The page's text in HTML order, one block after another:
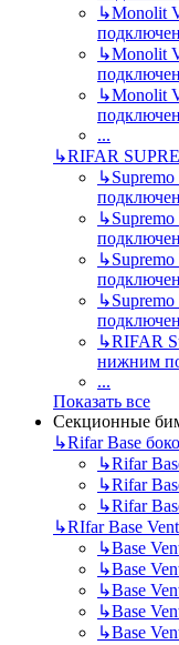
↳Monolit
↳Monolit
↳Monolit
...
↳RIFAR
↳
↳
↳
↳
↳RIFAR
нижним
...
Показать все
Секционные
↳Rifar Base
↳Rifar
↳Rifar
↳Rifar
↳RIfar Base
↳Base
↳Base
↳Base
↳Base
↳Base